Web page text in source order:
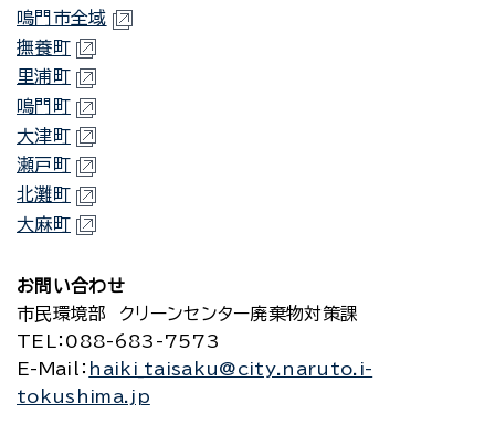
鳴門市全域
撫養町
里浦町
鳴門町
大津町
瀬戸町
北灘町
大麻町
お問い合わせ
市民環境部 クリーンセンター廃棄物対策課
TEL：088-683-7573
E-Mail ： haiki_taisaku@city.naruto.i-
tokushima.jp